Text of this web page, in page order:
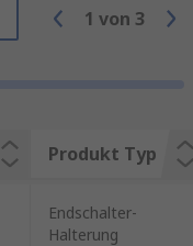
1 von 3
Produkt Typ
Endschalter-
Halterung